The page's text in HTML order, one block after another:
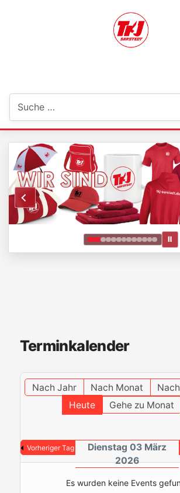
Ⅱ
Terminkalender
Nach Jahr Nach Monat
Heute
Gehe zu Monat
Vorheriger Tag
Dienstag 03 März
2026
Es wurden keine Events